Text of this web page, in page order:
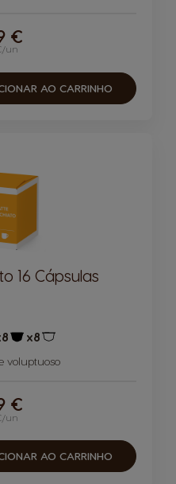
un
€
AO CARRINHO
16 Cápsulas
x8
voluptuoso
un
€
AO CARRINHO